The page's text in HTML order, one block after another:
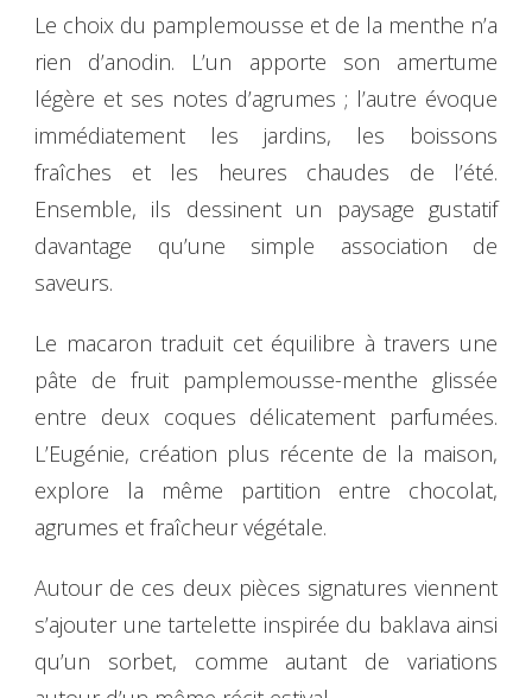
Le choix du pamplemousse et de la menthe n’a
rien d’anodin. L’un apporte son amertume
légère et ses notes d’agrumes ; l’autre évoque
immédiatement les jardins, les boissons
fraîches et les heures chaudes de l’été.
Ensemble, ils dessinent un paysage gustatif
davantage qu’une simple association de
saveurs.
Le macaron traduit cet équilibre à travers une
pâte de fruit pamplemousse-menthe glissée
entre deux coques délicatement parfumées.
L’Eugénie, création plus récente de la maison,
explore la même partition entre chocolat,
agrumes et fraîcheur végétale.
Autour de ces deux pièces signatures viennent
s’ajouter une tartelette inspirée du baklava ainsi
qu’un sorbet, comme autant de variations